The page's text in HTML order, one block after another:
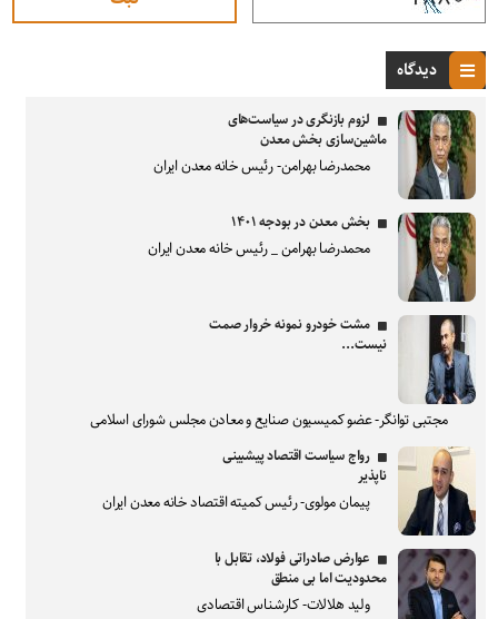
دیدگاه
لزوم بازنگری در سیاست‌های
ماشین‌سازی بخش معدن
محمدرضا بهرامن- رئیس خانه معدن ایران
بخش معدن در بودجه ۱۴۰۱
محمدرضا بهرامن _ رئیس خانه معدن ایران
مشت خودرو نمونه خروار صمت
نیست...
مجتبی توانگر- عضو کمیسیون صنایع و معادن مجلس شورای اسلامی
رواج سیاست اقتصاد پیشبینی
ناپذیر
پیمان مولوی- رئیس کمیته اقتصاد خانه معدن ایران
عوارض صادراتی فولاد، تقابل با
محدودیت اما بی منطق
ولید هلالات- کارشناس اقتصادی